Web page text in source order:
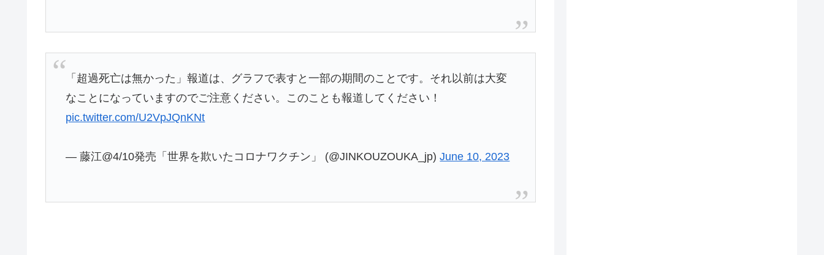
「超過死亡は無かった」報道は、グラフで表すと一部の期間のことです。それ以前は大変
なことになっていますのでご注意ください。このことも報道してください！
pic.twitter.com/U2VpJQnKNt
— 藤江@4/10発売「世界を欺いたコロナワクチン」 (@JINKOUZOUKA_jp)June 10, 2023